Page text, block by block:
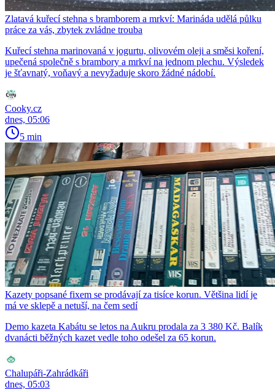
Zlatavá kuřecí stehna s bramborem a mrkví: Marináda udělá půlku
práce za vás, zbytek zvládne trouba
Kuřecí stehna marinovaná v jogurtu, olivovém oleji a směsi koření,
upečená společně s brambory a mrkví na jednom plechu. Výsledek
je šťavnatý, voňavý a nevyžaduje skoro žádné nádobí.
Cooky.cz
dnes, 05:06
5 min
Kazety popsané fixem se prodávají za tisíce korun. Většina lidí je
má ve sklepě a netuší, na čem sedí
Demo kazeta Kabátu se letos na Aukru prodala za 3 380 Kč. Balík
dvanácti běžných kazet vedle toho odešel za 65 korun.
Chalupáři-Zahrádkáři
dnes, 05:03